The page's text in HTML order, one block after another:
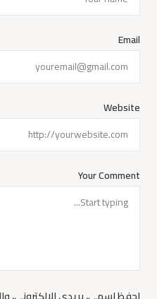
Your Comment
Email
Website